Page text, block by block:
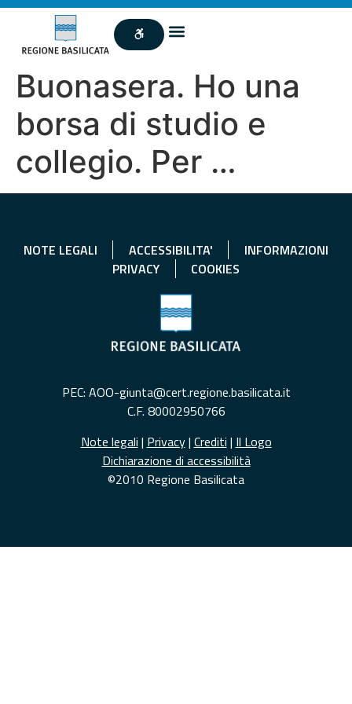
Buonasera. Ho una
borsa di studio e
collegio. Per …
NOTE LEGALI ACCESSIBILITA'
INFORMAZIONI
PRIVACY
COOKIES
PEC: AOO-giunta@cert.regione.basilicata.it
C.F. 80002950766
Note legali | Privacy| Crediti | Il Logo
Dichiarazione di accessibilità
©2010 Regione Basilicata